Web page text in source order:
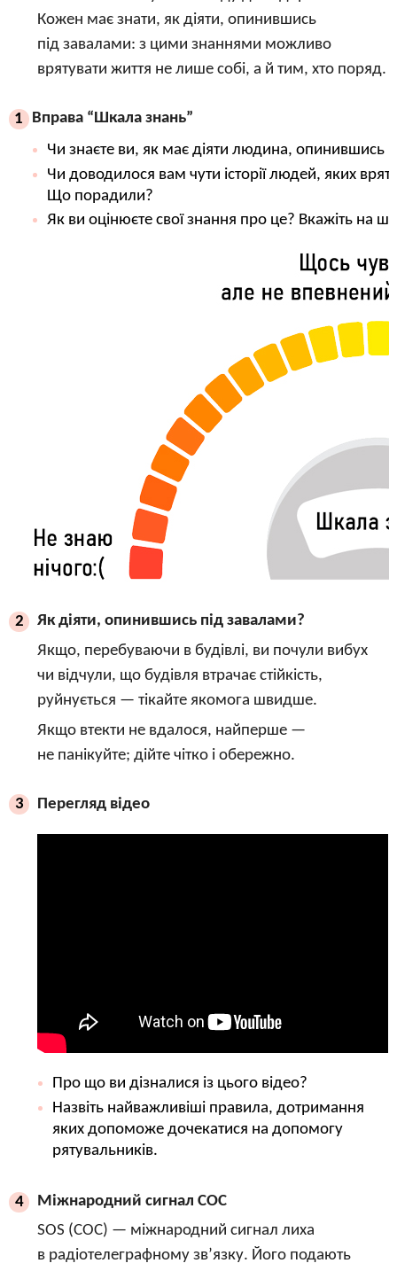
Кожен має знати, як діяти, опинившись
під завалами: з цими знаннями можливо
врятувати життя не лише собі, а й тим, хто поряд.
1
Вправа “Шкала знань”
Чи знаєте ви, як має діяти людина, опинившись
Чи доводилося вам чути історії людей, яких
Що порадили?
Як ви оцінюєте свої знання про це? Вкажіть на
2
Як діяти, опинившись під завалами?
Якщо, перебуваючи в будівлі, ви почули вибух
чи відчули, що будівля втрачає стійкість,
руйнується — тікайте якомога швидше.
Якщо втекти не вдалося, найперше —
не панікуйте; дійте чітко і обережно.
3 Перегляд відео
Про що ви дізналися із цього відео?
Назвіть найважливіші правила, дотримання
яких допоможе дочекатися на допомогу
рятувальників.
4
Міжнародний сигнал СОС
SOS (СОС) — міжнародний сигнал лиха
в радіотелеграфному зв’язку. Його подають